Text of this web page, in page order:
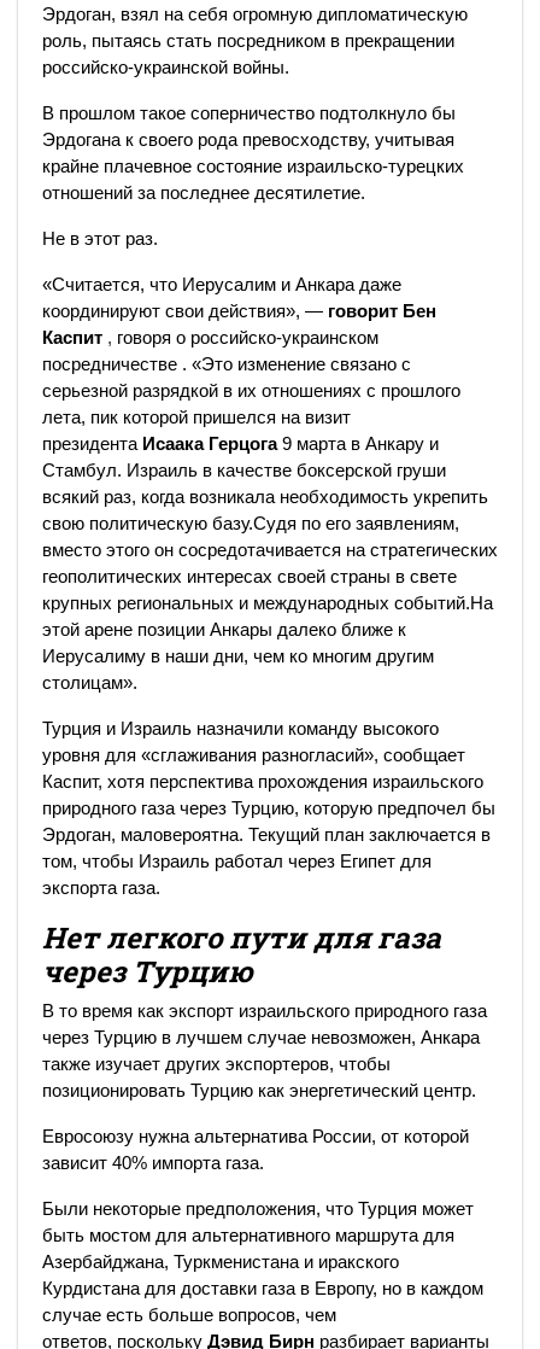
Эрдоган, взял на себя огромную дипломатическую
роль, пытаясь стать посредником в прекращении
российско-украинской войны.
В прошлом такое соперничество подтолкнуло бы
Эрдогана к своего рода превосходству, учитывая
крайне плачевное состояние израильско-турецких
отношений за последнее десятилетие.
Не в этот раз.
«Считается, что Иерусалим и Анкара даже
координируют свои действия», — говорит Бен
Каспит , говоря о российско-украинском
посредничестве . «Это изменение связано с
серьезной разрядкой в ​​их отношениях с прошлого
лета, пик которой пришелся на визит
президента Исаака Герцога9 марта в Анкару и
Стамбул. Израиль в качестве боксерской груши
всякий раз, когда возникала необходимость укрепить
свою политическую базу.Судя по его заявлениям,
вместо этого он сосредотачивается на стратегических
геополитических интересах своей страны в свете
крупных региональных и международных событий.На
этой арене позиции Анкары далеко ближе к
Иерусалиму в наши дни, чем ко многим другим
столицам».
Турция и Израиль назначили команду высокого
уровня для «сглаживания разногласий», сообщает
Каспит, хотя перспектива прохождения израильского
природного газа через Турцию, которую предпочел бы
Эрдоган, маловероятна. Текущий план заключается в
том, чтобы Израиль работал через Египет для
экспорта газа.
Нет легкого пути для газа
через Турцию
В то время как экспорт израильского природного газа
через Турцию в лучшем случае невозможен, Анкара
также изучает других экспортеров, чтобы
позиционировать Турцию как энергетический центр.
Евросоюзу нужна альтернатива России, от которой
зависит 40% импорта газа.
Были некоторые предположения, что Турция может
быть мостом для альтернативного маршрута для
Азербайджана, Туркменистана и иракского
Курдистана для доставки газа в Европу, но в каждом
случае есть больше вопросов, чем
ответов, поскольку Дэвид Бирн разбирает варианты